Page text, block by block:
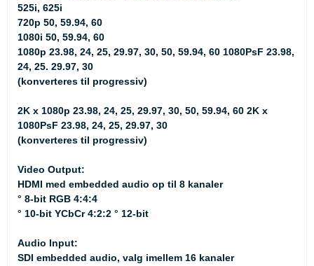
525i, 625i
720p 50, 59.94, 60
1080i 50, 59.94, 60
1080p 23.98, 24, 25, 29.97, 30, 50, 59.94, 60 1080PsF 23.98,
24, 25. 29.97, 30
(konverteres til progressiv)
2K x 1080p 23.98, 24, 25, 29.97, 30, 50, 59.94, 60 2K x
1080PsF 23.98, 24, 25, 29.97, 30
(konverteres til progressiv)
Video Output:
HDMI med embedded audio op til 8 kanaler
° 8-bit RGB 4:4:4
° 10-bit YCbCr 4:2:2 ° 12-bit
Audio Input:
SDI embedded audio, valg imellem 16 kanaler